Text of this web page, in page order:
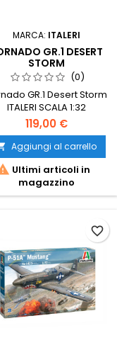
MARCA: ITALERI
GR.1 DESERT
STORM
(0)
GR.1 Desert Storm
ITALERI SCALA 1:32
119,00 €
Aggiungi al carrello
Ultimi articoli in
magazzino
favorite_border